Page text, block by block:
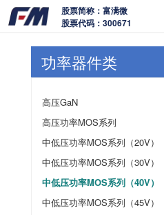
股票简称：富满微
股票代码：300671
功率器件类
高压GaN
高压功率MOS系列
中低压功率MOS系列（20V）
中低压功率MOS系列（30V）
中低压功率MOS系列（40V）
中低压功率MOS系列（45V）